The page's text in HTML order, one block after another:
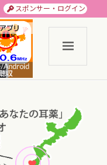
スポンサー・ログイン